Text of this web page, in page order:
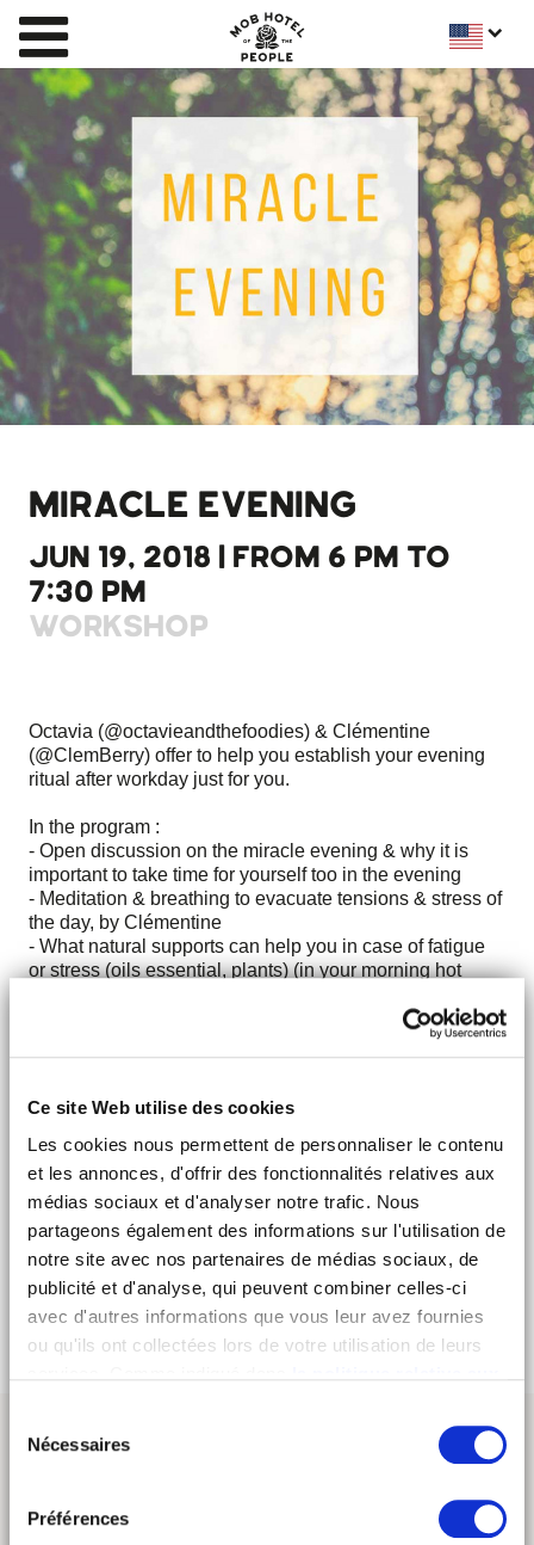
Ce site Web utilise des cookies
Les cookies nous permettent de personnaliser le contenu
et les annonces, d'offrir des fonctionnalités relatives aux
médias sociaux et d'analyser notre trafic. Nous
partageons également des informations sur l'utilisation de
notre site avec nos partenaires de médias sociaux, de
publicité et d'analyse, qui peuvent combiner celles-ci
avec d'autres informations que vous leur avez fournies
ou qu'ils ont collectées lors de votre utilisation de leurs
cliquant sur « tout autoriser » ; vous refusez ce dépôt de
cookies (sauf cookies nécessaires) en cliquant sur « tout
paramétrer vos choix en fonction de la finalité des
Nécessaires
Préférences
MIRACLE EVENING
JUN 19, 2018 | FROM 6 PM TO
7:30 PM
WORKSHOP
Octavia (@octavieandthefoodies) & Clémentine
(@ClemBerry) offer to help you establish your evening
ritual after workday just for you.
In the program :
- Open discussion on the miracle evening & why it is
important to take time for yourself too in the evening
- Meditation & breathing to evacuate tensions & stress of
the day, by Clémentine
- What natural supports can help you in case of fatigue
or stress (oils essential, plants) (in your morning hot
- A cooking workshop for a healthy aperitif & easy to
- Detox cocktail
- Open discussion about his practices and desires / good
- Daily Helpers by Cementine & Octavie
Single price: 30 euros. 18H - 19H30
Registration by mail octavieandthefoodies@gmail.com
places limited to 15 people